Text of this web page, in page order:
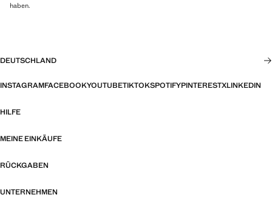
haben.
DEUTSCHLAND
INSTAGRAMFACEBOOKYOUTUBETIKTOKSPOTIFYPINTERESTXLINKEDIN
HILFE
MEINE EINKÄUFE
RÜCKGABEN
UNTERNEHMEN